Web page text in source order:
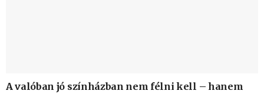
A valóban jó színházban nem félni kell – hanem